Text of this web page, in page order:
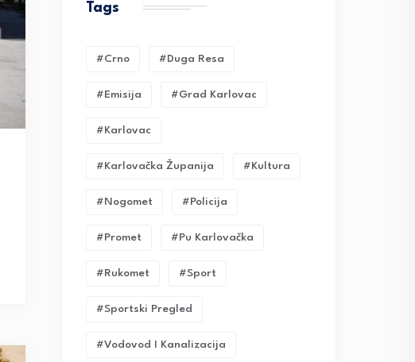
Tags
#crno #duga Resa
#emisija #grad Karlovac
#karlovac
#karlovačka Županija #kultura
#nogomet #policija
#promet #pu Karlovačka
#rukomet #sport
#sportski Pregled
#vodovod I Kanalizacija